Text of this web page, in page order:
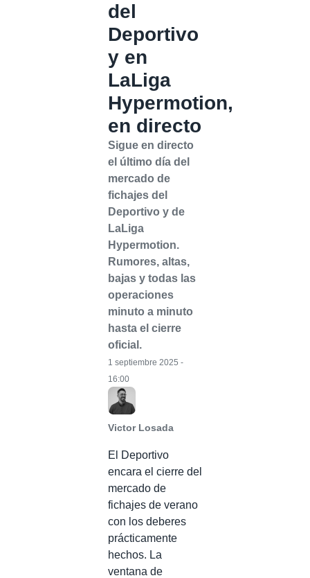
del
Deportivo
y en
LaLiga
Hypermotion,
en directo
Sigue en directo
el último día del
mercado de
fichajes del
Deportivo y de
LaLiga
Hypermotion.
Rumores, altas,
bajas y todas las
operaciones
minuto a minuto
hasta el cierre
oficial.
Victor Losada
1 septiembre 2025 -
16:00
El Deportivo
encara el cierre del
mercado de
fichajes de verano
con los deberes
prácticamente
hechos. La
ventana de